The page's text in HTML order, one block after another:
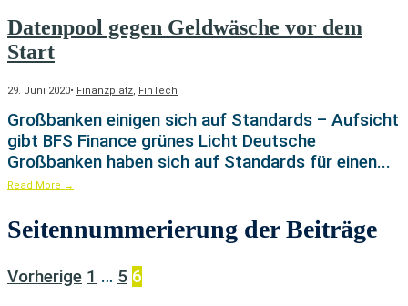
Datenpool gegen Geldwäsche vor dem
Start
29. Juni 2020• Finanzplatz, FinTech
Großbanken einigen sich auf Standards – Aufsicht
gibt BFS Finance grünes Licht Deutsche
Großbanken haben sich auf Standards für einen...
Read More →
Seitennummerierung der Beiträge
Vorherige 1 … 5 6